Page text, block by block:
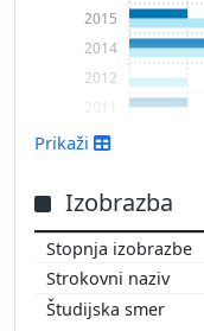
1996
1998
2000
2006
2009
2012
2014
2015
Prikaži
Izobrazba